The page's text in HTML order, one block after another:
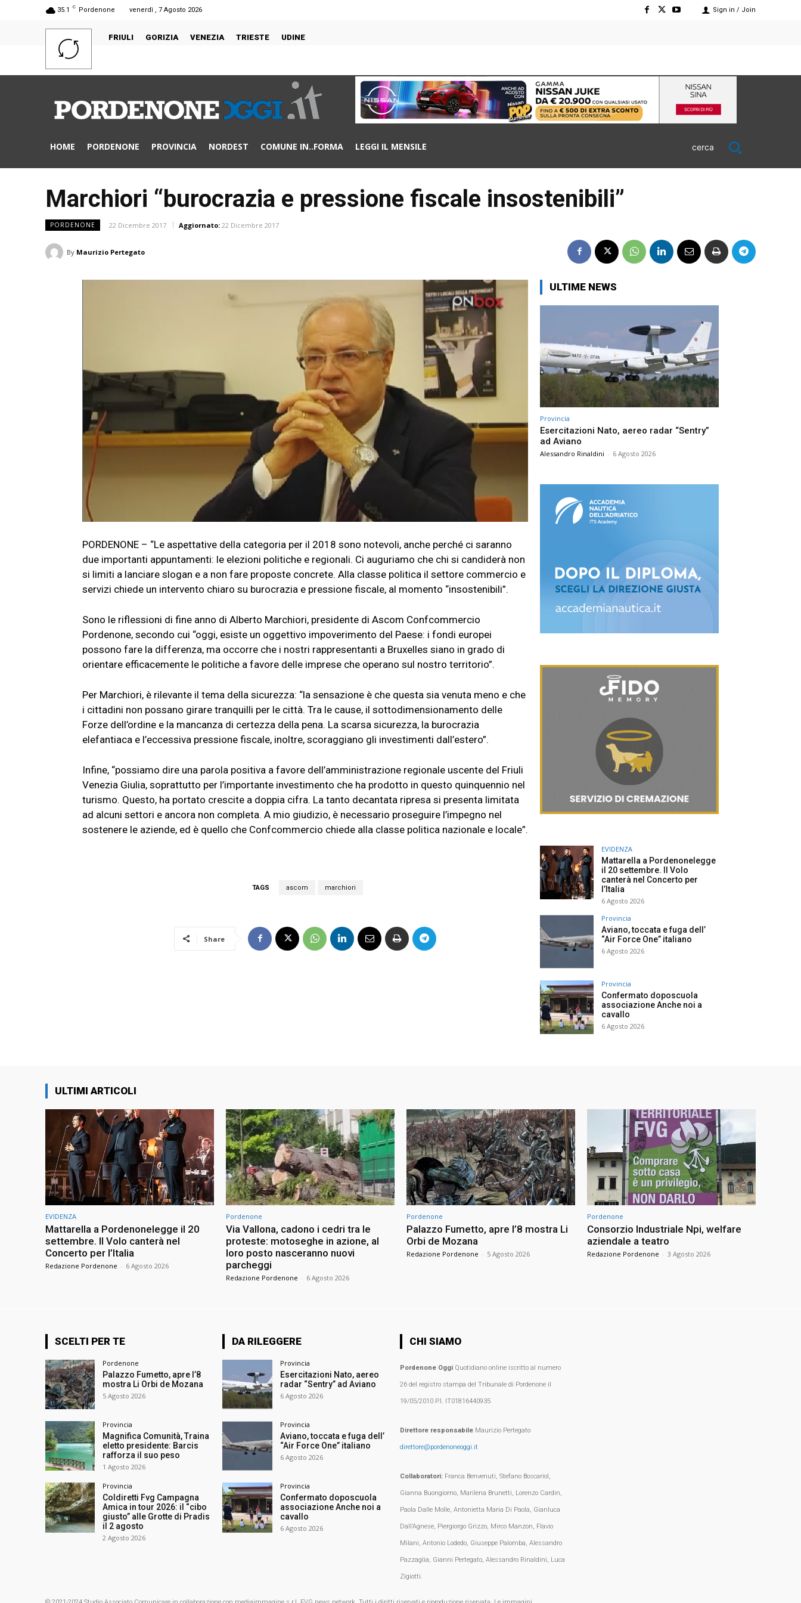
35.1 C Pordenone venerdì , 7 Agosto 2026 Sign in / Join
FRIULI GORIZIA VENEZIA TRIESTE UDINE
HOME PORDENONE PROVINCIA NORDEST COMUNE IN..FORMA LEGGI IL MENSILE cerca
Marchiori “burocrazia e pressione fiscale insostenibili”
PORDENONE 22 Dicembre 2017 Aggiornato: 22 Dicembre 2017
By Maurizio Pertegato
PORDENONE – “Le aspettative della categoria per il 2018 sono notevoli, anche perché ci saranno
due importanti appuntamenti: le elezioni politiche e regionali. Ci auguriamo che chi si candiderà non
si limiti a lanciare slogan e a non fare proposte concrete. Alla classe politica il settore commercio e
servizi chiede un intervento chiaro su burocrazia e pressione fiscale, al momento “insostenibili”.
Sono le riflessioni di fine anno di Alberto Marchiori, presidente di Ascom Confcommercio
Pordenone, secondo cui “oggi, esiste un oggettivo impoverimento del Paese: i fondi europei
possono fare la differenza, ma occorre che i nostri rappresentanti a Bruxelles siano in grado di
orientare efficacemente le politiche a favore delle imprese che operano sul nostro territorio”.
Per Marchiori, è rilevante il tema della sicurezza: “la sensazione è che questa sia venuta meno e che
i cittadini non possano girare tranquilli per le città. Tra le cause, il sottodimensionamento delle
Forze dell’ordine e la mancanza di certezza della pena. La scarsa sicurezza, la burocrazia
elefantiaca e l’eccessiva pressione fiscale, inoltre, scoraggiano gli investimenti dall’estero”.
Infine, “possiamo dire una parola positiva a favore dell’amministrazione regionale uscente del Friuli
Venezia Giulia, soprattutto per l’importante investimento che ha prodotto in questo quinquennio nel
turismo. Questo, ha portato crescite a doppia cifra. La tanto decantata ripresa si presenta limitata
ad alcuni settori e ancora non completa. A mio giudizio, è necessario proseguire l’impegno nel
sostenere le aziende, ed è quello che Confcommercio chiede alla classe politica nazionale e locale”.
TAGS ascom marchiori
Share
ULTIME NEWS
Provincia
Esercitazioni Nato, aereo radar “Sentry”
ad Aviano
Alessandro Rinaldini - 6 Agosto 2026
EVIDENZA
Mattarella a Pordenonelegge
il 20 settembre. Il Volo
canterà nel Concerto per
l’Italia
6 Agosto 2026
Provincia
Aviano, toccata e fuga dell’
“Air Force One” italiano
6 Agosto 2026
Provincia
Confermato doposcuola
associazione Anche noi a
cavallo
6 Agosto 2026
ULTIMI ARTICOLI
EVIDENZA
Mattarella a Pordenonelegge il 20
settembre. Il Volo canterà nel
Concerto per l’Italia
Redazione Pordenone - 6 Agosto 2026
Pordenone
Via Vallona, cadono i cedri tra le
proteste: motoseghe in azione, al
loro posto nasceranno nuovi
parcheggi
Redazione Pordenone - 6 Agosto 2026
Pordenone
Palazzo Fumetto, apre l’8 mostra Li
Orbi de Mozana
Redazione Pordenone - 5 Agosto 2026
Pordenone
Consorzio Industriale Npi, welfare
aziendale a teatro
Redazione Pordenone - 3 Agosto 2026
SCELTI PER TE
Pordenone
Palazzo Fumetto, apre l’8
mostra Li Orbi de Mozana
5 Agosto 2026
Provincia
Magnifica Comunità, Traina
eletto presidente: Barcis
rafforza il suo peso
1 Agosto 2026
Provincia
Coldiretti Fvg Campagna
Amica in tour 2026: il “cibo
giusto” alle Grotte di Pradis
il 2 agosto
2 Agosto 2026
DA RILEGGERE
Provincia
Esercitazioni Nato, aereo
radar “Sentry” ad Aviano
6 Agosto 2026
Provincia
Aviano, toccata e fuga dell’
“Air Force One” italiano
6 Agosto 2026
Provincia
Confermato doposcuola
associazione Anche noi a
cavallo
6 Agosto 2026
CHI SIAMO
Pordenone OggiQuotidiano online iscritto al numero
26 del registro stampa del Tribunale di Pordenone il
19/05/2010 P.I. IT01816440935
Direttore responsabileMaurizio Pertegato
direttore@pordenoneoggi.it
Collaboratori:Franca Benvenuti, Stefano Boscariol,
Gianna Buongiorno, Marilena Brunetti, Lorenzo Cardin,
Paola Dalle Molle, Antonietta Maria Di Paola, Gianluca
Dall’Agnese, Piergiorgo Grizzo, Mirco Manzon, Flavio
Milani, Antonio Lodedo, Giuseppe Palomba, Alessandro
Pazzaglia, Gianni Pertegato, Alessandro Rinaldini, Luca
Zigiotti.